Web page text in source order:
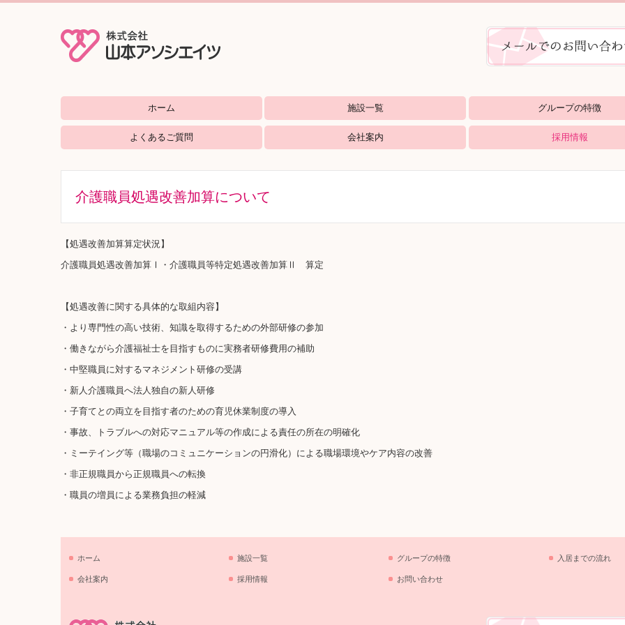
ホーム 施設一覧
グループホーム やすらぎ
ナーシングホーム せせらぎ
西の丸コミュニティー
シルバーステイツ ゆうなみ
花園コミュニティー
グループの特徴
よくあるご質問 会社案内 採用情報
介護職員処遇改善加算について
【処遇改善加算算定状況】
介護職員処遇改善加算Ⅰ・介護職員等特定処遇改善加算Ⅱ 算定
【処遇改善に関する具体的な取組内容】
・より専門性の高い技術、知識を取得するための外部研修の参加
・働きながら介護福祉士を目指すものに実務者研修費用の補助
・中堅職員に対するマネジメント研修の受講
・新人介護職員へ法人独自の新人研修
・子育てとの両立を目指す者のための育児休業制度の導入
・事故、トラブルへの対応マニュアル等の作成による責任の所在の明確化
・ミーテイング等（職場のコミュニケーションの円滑化）による職場環境やケア内容の改善
・非正規職員から正規職員への転換
・職員の増員による業務負担の軽減
ホーム 施設一覧 グループの特徴 入居までの流れ
会社案内 採用情報 お問い合わせ